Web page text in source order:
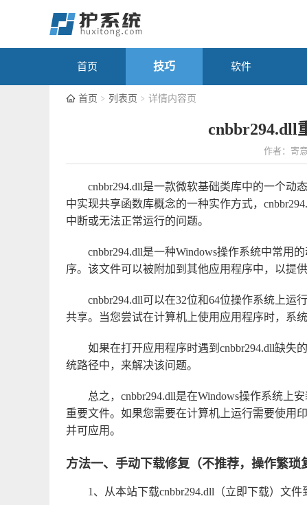
首页 技巧 软件
首页 列表页 详情内容页
cnbbr294.dll
作者：寄意
cnbbr294.dll是一款微软基础类库中的一个动
中实现共享函数库概念的一种实作方式，
中断或无法正常运行的问题。
cnbbr294.dll是一种Windows操作系统中常用
序。该文件可以被附加到其他应用程序中，以提
cnbbr294.dll可以在32位和64位操作系统上运
共享。当您尝试在计算机上使用应用程序时，系
如果在打开应用程序时遇到cnbbr294.dll缺失
统路径中，来解决该问题。
总之，cnbbr294.dll是在Windows操作系统上
重要文件。如果您需要在计算机上运行需要使用
并可应用。
方法一、手动下载修复（不推荐，操作繁琐
1、从本站下载cnbbr294.dll（立即下载） 文件